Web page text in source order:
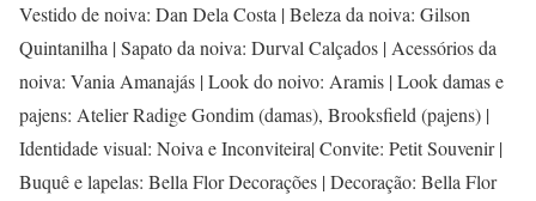
Vestido de noiva: Dan Dela Costa | Beleza da noiva: Gilson
Quintanilha | Sapato da noiva: Durval Calçados | Acessórios da
noiva: Vania Amanajás | Look do noivo: Aramis | Look damas e
pajens: Atelier Radige Gondim (damas), Brooksfield (pajens) |
Identidade visual: Noiva e Inconviteira| Convite: Petit Souvenir |
Buquê e lapelas: Bella Flor Decorações | Decoração: Bella Flor